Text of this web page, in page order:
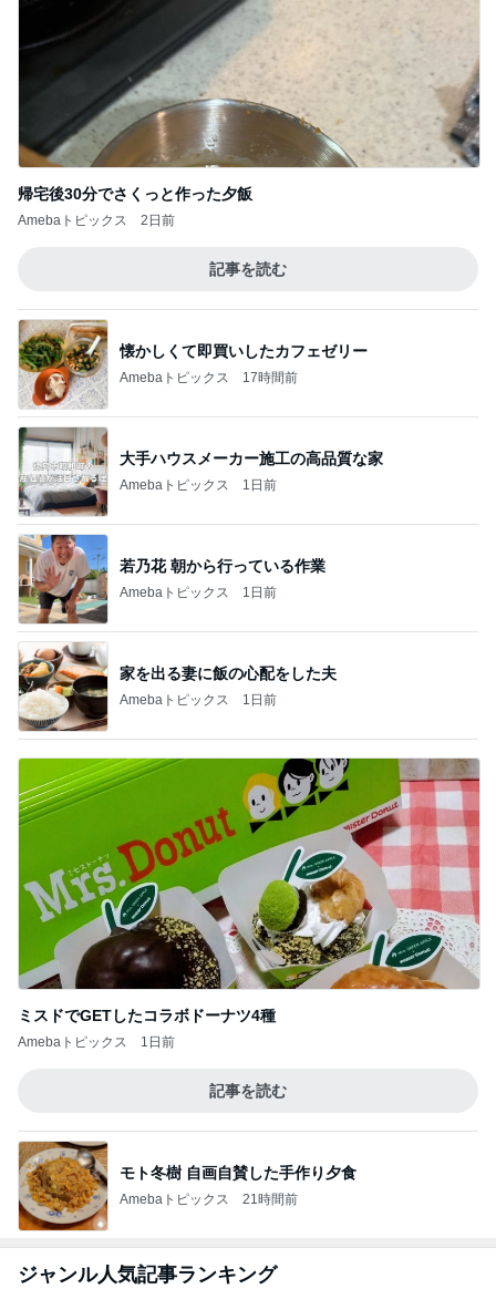
帰宅後30分でさくっと作った夕飯
Amebaトピックス 2日前
記事を読む
懐かしくて即買いしたカフェゼリー
Amebaトピックス 17時間前
大手ハウスメーカー施工の高品質な家
Amebaトピックス 1日前
若乃花 朝から行っている作業
Amebaトピックス 1日前
家を出る妻に飯の心配をした夫
Amebaトピックス 1日前
ミスドでGETしたコラボドーナツ4種
Amebaトピックス 1日前
記事を読む
モト冬樹 自画自賛した手作り夕食
Amebaトピックス 21時間前
ジャンル人気記事ランキング